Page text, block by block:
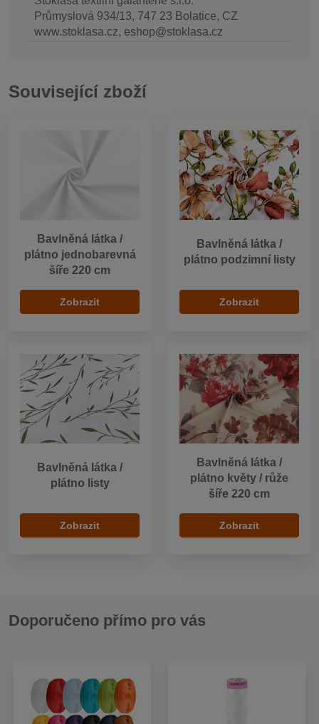
Průmyslová 934/13, 747 23 Bolatice, CZ
www.stoklasa.cz, eshop@stoklasa.cz
Související zboží
Bavlněná látka /
plátno jednobarevná
šíře 220 cm
Zobrazit
Bavlněná látka /
plátno podzimní listy
Zobrazit
Bavlněná látka /
plátno listy
Zobrazit
Bavlněná látka /
plátno květy / růže
šíře 220 cm
Zobrazit
Doporučeno přímo pro vás